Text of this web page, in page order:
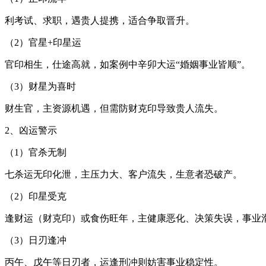
利考试、求职，遇贵人提携，适合争取晋升。
（2）官星+印星运
官印相生，仕途高就，如案例中辛卯大运“婚姻事业皆顺”。
（3）财星为喜时
财生官，主资源机遇，但需防财克印导致贵人流失。
2、凶运警示
（1）官杀无制
七杀运无印化泄，主压力大、客户流失，生意者恐破产。
（2）印星受克
逢财运（财克印）或食伤旺年，主健康恶化、决策失误，事业
（3）日刃逢冲
丙午、戊午等日刃者，运逢刑冲则妨害事业稳定性。